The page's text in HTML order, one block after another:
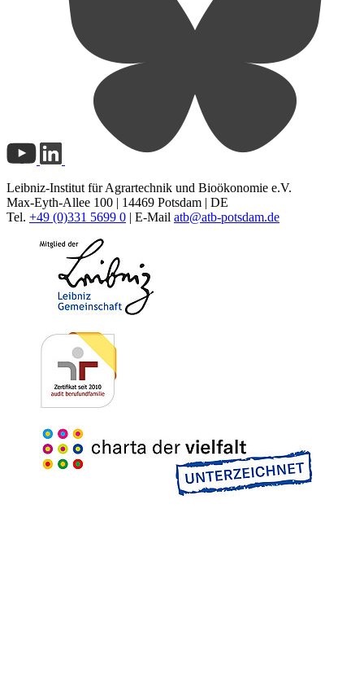
Leibniz-Institut für Agrartechnik und Bioökonomie e.V.
Max-Eyth-Allee 100 | 14469 Potsdam | DE
Tel. +49 (0)331 5699 0 | E-Mail atb@atb-potsdam.de